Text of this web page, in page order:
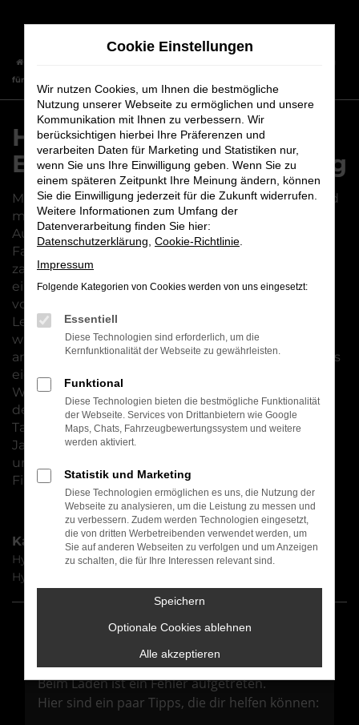
Zum
springen
für Würzburg
Hyundai i30 – unsere
Empfehlung für Würzburg
Mit einem Hyundai i30 sind Sie gut organisiert und
mobil in Würzburg und Umgebung. Wir vom
Autohaus Maier sind voll und ganz von diesem
Fahrzeug überzeugt und erläutern Ihnen gern die
zahlreichen Vorteile. Der Weg aus Würzburg an
einen unserer beiden Standorte ist nicht weit und
vor Ort erwartet Sie Kundenservice mit
Leidenschaft und höchster Fachkompetenz. Wir
wissen zudem, worauf es bei einem Hyundai i30
ankommt und welche Ausstattung sich besonders
eignet. Natürlich erhalten Sie Ihr Fahrzeug für
Würzburg wahlweise als Neuwagen oder zu
deutlich günstigeren Preisen auch als
Tageszulassung, Gebrauchtwagen oder
Jahreswagen. Auch hier stehen wir Ihnen mit Rat
und Tat zur Seite und unterstützen Sie beim
Finden der individuell besten Mobilitätslösung.
Kategorie
Hyundai i30 Würzburg
Hyundai i30 Tageszulassung Würzburg
Fehler: Network Error
Beim Laden ist ein Fehler aufgetreten.
Hier sind ein paar Tipps, die dir helfen können:
Cookie Einstellungen
Wir nutzen Cookies, um Ihnen die bestmögliche
Nutzung unserer Webseite zu ermöglichen und unsere
Kommunikation mit Ihnen zu verbessern. Wir
berücksichtigen hierbei Ihre Präferenzen und
verarbeiten Daten für Marketing und Statistiken nur,
wenn Sie uns Ihre Einwilligung geben. Wenn Sie zu
einem späteren Zeitpunkt Ihre Meinung ändern, können
Sie die Einwilligung jederzeit für die Zukunft widerrufen.
Weitere Informationen zum Umfang der
Datenverarbeitung finden Sie hier:
Datenschutzerklärung Cookie-Richtlinie
Impressum
Folgende Kategorien von Cookies werden von uns eingesetzt:
Essentiell
Diese Technologien sind erforderlich, um die
Kernfunktionalität der Webseite zu gewährleisten.
Funktional
Diese Technologien bieten die bestmögliche Funktionalität
der Webseite. Services von Drittanbietern wie Google
Maps, Chats, Fahrzeugbewertungssystem und weitere
werden aktiviert.
Statistik und Marketing
Diese Technologien ermöglichen es uns, die Nutzung der
Webseite zu analysieren, um die Leistung zu messen und
zu verbessern. Zudem werden Technologien eingesetzt,
die von dritten Werbetreibenden verwendet werden, um
Sie auf anderen Webseiten zu verfolgen und um Anzeigen
zu schalten, die für Ihre Interessen relevant sind.
Speichern
Optionale Cookies ablehnen
Alle akzeptieren